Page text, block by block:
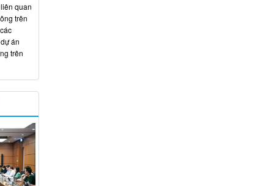
quan
trên
án
trên